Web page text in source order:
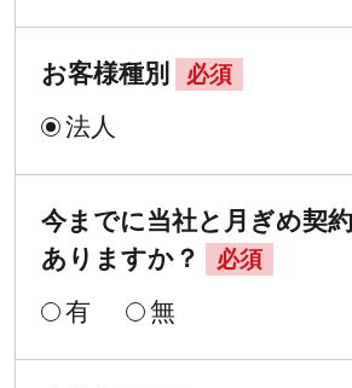
お客様種別 必須
法人
今までに当社と月ぎめ契
ありますか？
必須
有 無